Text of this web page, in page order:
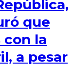
que
con la
a pesar